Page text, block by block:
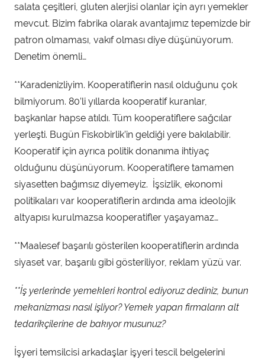
salata çeşitleri, gluten alerjisi olanlar için ayrı yemekler
mevcut. Bizim fabrika olarak avantajımız tepemizde bir
patron olmaması, vakıf olması diye düşünüyorum.
Denetim önemli…
**Karadenizliyim. Kooperatiflerin nasıl olduğunu çok
bilmiyorum. 80’li yıllarda kooperatif kuranlar,
başkanlar hapse atıldı. Tüm kooperatiflere sağcılar
yerleşti. Bugün Fiskobirlik’in geldiği yere bakılabilir.
Kooperatif için ayrıca politik donanıma ihtiyaç
olduğunu düşünüyorum. Kooperatiflere tamamen
siyasetten bağımsız diyemeyiz. İşsizlik, ekonomi
politikaları var kooperatiflerin ardında ama ideolojik
altyapısı kurulmazsa kooperatifler yaşayamaz…
**Maalesef başarılı gösterilen kooperatiflerin ardında
siyaset var, başarılı gibi gösteriliyor, reklam yüzü var.
**İş yerlerinde yemekleri kontrol ediyoruz dediniz, bunun
mekanizması nasıl işliyor? Yemek yapan firmaların alt
tedarikçilerine de bakıyor musunuz?
İşyeri temsilcisi arkadaşlar işyeri tescil belgelerini